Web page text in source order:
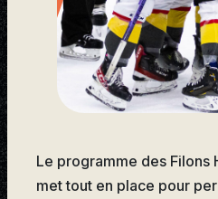
Le programme des Filons
met tout en place pour